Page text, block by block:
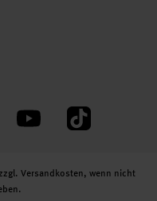
YouTube TikTok
Versandkosten, wenn nicht